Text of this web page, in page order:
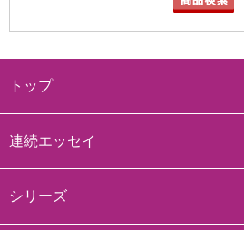
トップ
連続エッセイ
シリーズ